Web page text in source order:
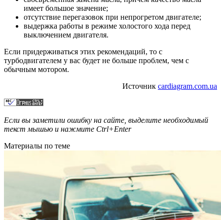
имеет большое значение;
отсутствие перегазовок при непрогретом двигателе;
выдержка работы в режиме холостого хода перед
выключением двигателя.
Если придерживаться этих рекомендаций, то с
турбодвигателем у вас будет не больше проблем, чем с
обычным мотором.
Источник cardiagram.com.ua
Если вы заметили ошибку на сайте, выделите необходимый
текст мышью и нажмите Ctrl+Enter
Материалы по теме